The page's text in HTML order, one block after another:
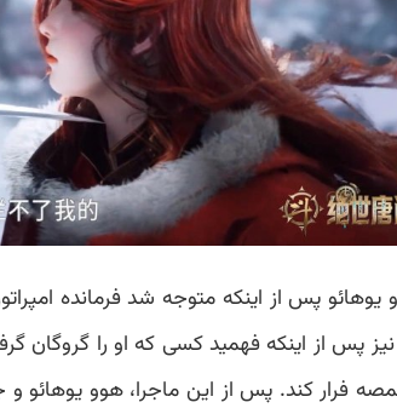
یوهائو پس از اینکه متوجه شد فرمانده
پس از اینکه فهمید کسی که او را گروگان
فرار کند. پس از این ماجرا، هوو